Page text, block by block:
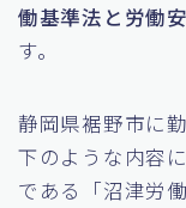
働基準法と労働
す。
静岡県裾野市に
下のような内容
である「沼津労